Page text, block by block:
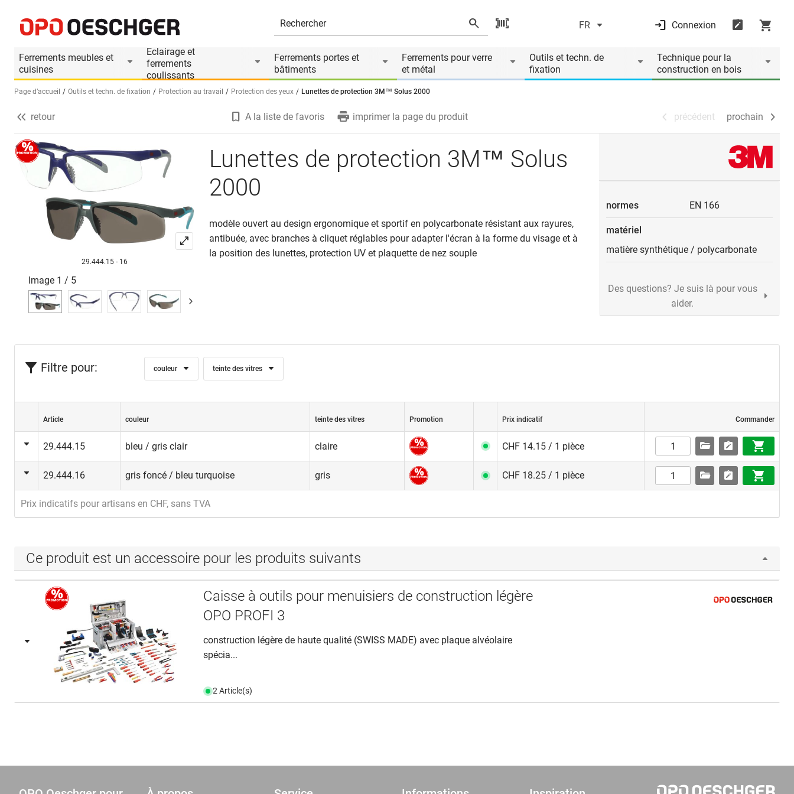
FR Connexion
Ferrements meubles et
cuisines
Eclairage et
ferrements
coulissants
Ferrements portes et
bâtiments
Ferrements pour verre
et métal
Outils et techn. de
fixation
Technique pour la
construction en bois
Sélectionnez une langue (FR)
Page d’accueil Outils et techn. de fixation Protection au travail Protection des yeux Lunettes de protection 3M™ Solus 2000
Informations produit
Le produit est accessoire de précédent prochain
retour A la liste de favoris imprimer la page du produit précédent prochain
29.444.15 - 16
Image 1 / 5
Lunettes de protection 3M™ Solus
2000
modèle ouvert au design ergonomique et sportif en polycarbonate résistant aux rayures,
antibuée, avec branches à cliquet réglables pour adapter l'écran à la forme du visage et à
la position des lunettes, protection UV et plaquette de nez souple
normes EN 166
matériel
matière synthétique / polycarbonate
Des questions? Je suis là pour vous
aider.
Filtre pour: couleur teinte des vitres
Article couleur teinte des vitres Promotion Prix indicatif Commander
29.444.15 bleu / gris clair claire CHF 14.15 / 1 pièce
29.444.16 gris foncé / bleu turquoise gris CHF 18.25 / 1 pièce
Prix indicatifs pour artisans en CHF, sans TVA
Ce produit est un accessoire pour les produits suivants
Caisse à outils pour menuisiers de construction légère
OPO PROFI 3
construction légère de haute qualité (SWISS MADE) avec plaque alvéolaire
spécia...
2 Article(s)